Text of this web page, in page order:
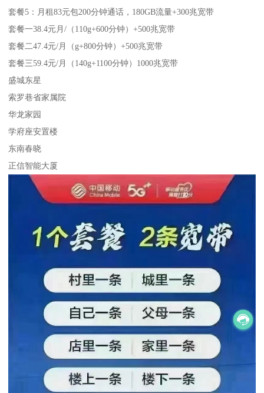
套餐5：月租83元包200分钟通话，180GB流量+300兆宽带
套餐一38.4元月/（110g+600分钟）+500兆宽带
套餐二47.4元/月（g+800分钟）+500兆宽带
套餐三59.4元/月（140g+1100分钟）1000兆宽带
盛城东星
索罗巷省家属院
华龙家园
学府座安置楼
东南春晓
正信智能大厦